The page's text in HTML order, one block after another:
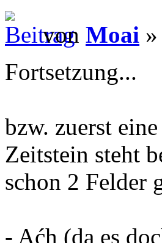
von Moai
Fortsetzung...
bzw. zuerst
Zeitstein steht
schon 2 Felder
- Aćh (da es